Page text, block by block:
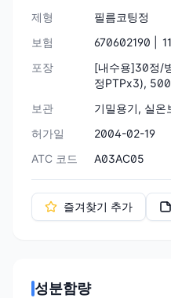
제형
필름코팅정
보험
670602190 |
포장
[내수용]30정/
정PTPx3),
보관
기밀용기, 실
허가일
2004-02-19
ATC 코드
A03AC05
즐겨찾기 추가
성분함량